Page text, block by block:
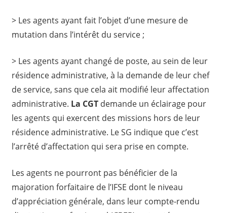
> Les agents ayant fait l’objet d’une mesure de
mutation dans l’intérêt du service ;
> Les agents ayant changé de poste, au sein de leur
résidence administrative, à la demande de leur chef
de service, sans que cela ait modifié leur affectation
administrative. La CGTdemande un éclairage pour
les agents qui exercent des missions hors de leur
résidence administrative. Le SG indique que c’est
l’arrêté d’affectation qui sera prise en compte.
Les agents ne pourront pas bénéficier de la
majoration forfaitaire de l’IFSE dont le niveau
d’appréciation générale, dans leur compte-rendu